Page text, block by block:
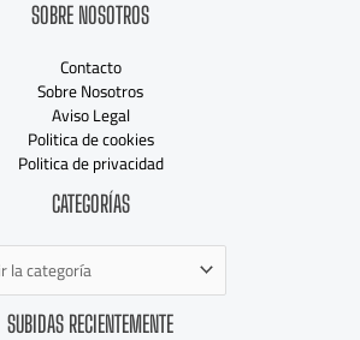
SOBRE NOSOTROS
Contacto
Sobre Nosotros
Aviso Legal
Politica de cookies
Politica de privacidad
CATEGORÍAS
SUBIDAS RECIENTEMENTE